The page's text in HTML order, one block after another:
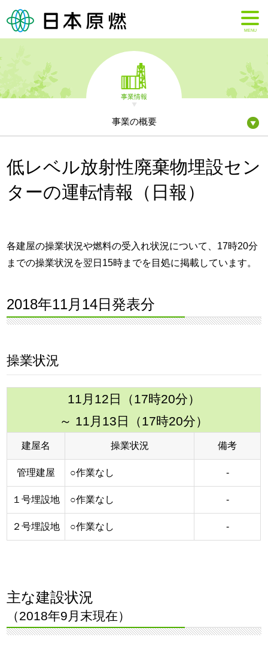
MENU
事業情報
事業の概要
低レベル放射性廃棄物埋設セン
ターの運転情報（日報）
各建屋の操業状況や燃料の受入れ状況について、17時20分
までの操業状況を翌日15時までを目処に掲載しています。
2018年11月14日発表分
操業状況
11月12日（17時20分）
～ 11月13日（17時20分）
建屋名 操業状況 備考
管理建屋 ○作業なし ‐
１号埋設地 ○作業なし ‐
２号埋設地 ○作業なし ‐
主な建設状況
（2018年9月末現在）